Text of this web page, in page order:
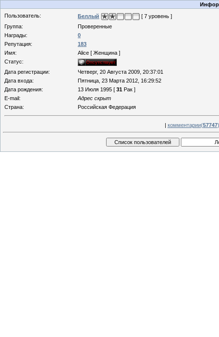
Пользователь:
Беллый
[ 7 уровень ]
Группа:
Проверенные
Награды:
0
Репутация:
183
Имя:
Alice [ Женщина ]
Статус:
Дата регистрации:
Четверг, 20 Августа 2009, 20:37:01
Дата входа:
Пятница, 23 Марта 2012, 16:29:52
Дата рождения:
13 Июля 1995 [ 31 Рак ]
E-mail:
Адрес скрыт
Страна:
Российская Федерация
| комментарии(57747)